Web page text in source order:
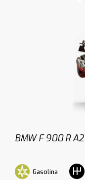
BMW F 900 R A2
Gasolina